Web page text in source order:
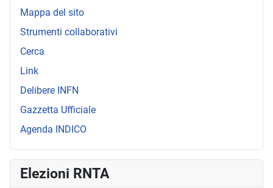
Mappa del sito
Strumenti collaborativi
Cerca
Link
Delibere INFN
Gazzetta Ufficiale
Agenda INDICO
Elezioni RNTA